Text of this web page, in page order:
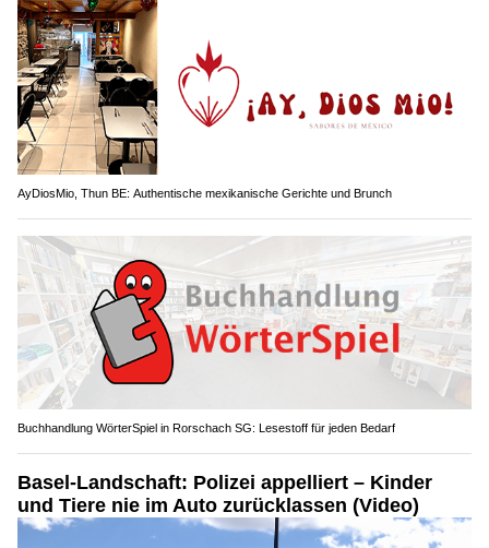
AyDiosMio, Thun BE: Authentische mexikanische Gerichte und Brunch
Buchhandlung WörterSpiel in Rorschach SG: Lesestoff für jeden Bedarf
Basel-Landschaft: Polizei appelliert – Kinder
und Tiere nie im Auto zurücklassen (Video)